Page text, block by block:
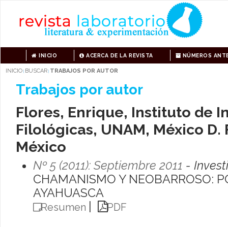
INICIO ACERCA DE LA REVISTA NÚMEROS
INICIO | BUSCAR | TRABAJOS POR AUTOR
Trabajos por autor
Flores, Enrique, Instituto de
Filológicas, UNAM, México D.
México
Nº 5 (2011): Septiembre 2011 -
CHAMANISMO Y NEOBARROSO:
AYAHUASCA
Resumen PDF